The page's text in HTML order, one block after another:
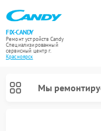
FIX-CANDY
Ремонт устройств Candy
Специализированный
cервисный центр г.
Красноярск
Мы